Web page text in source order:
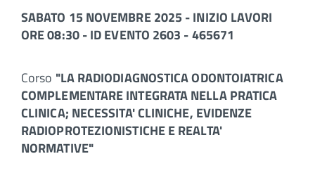
SABATO 15 NOVEMBRE 2025 - INIZIO LAVORI
ORE 08:30 - ID EVENTO 2603 - 465671
Corso "LA RADIODIAGNOSTICA ODONTOIATRICA
COMPLEMENTARE INTEGRATA NELLA PRATICA
CLINICA; NECESSITA' CLINICHE, EVIDENZE
RADIOPROTEZIONISTICHE E REALTA'
NORMATIVE"